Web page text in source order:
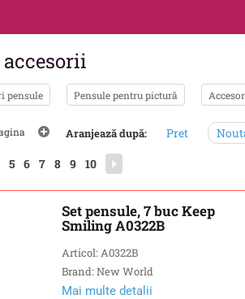
pensule Pensule pentru pictură
Aranjează după: Pret
5 6 7 8 9 10
Set pensule, 7 buc Keep
Smiling A0322B
Articol: A0322B
Brand: New World
Mai multe detalii